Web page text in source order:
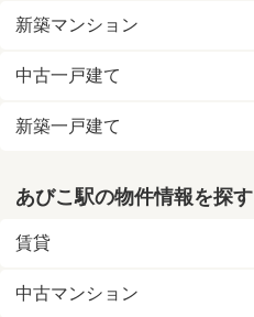
新築マンション
中古一戸建て
新築一戸建て
あびこ駅の物件情報を探す
賃貸
中古マンション